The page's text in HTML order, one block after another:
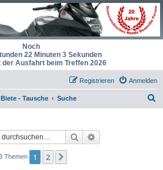
Noch
22 Minuten 2 Sekunden
der Ausfahrt beim Treffen 2026
Anmelden
Registrieren
- Tausche Suche
Suche
Themen 1 2